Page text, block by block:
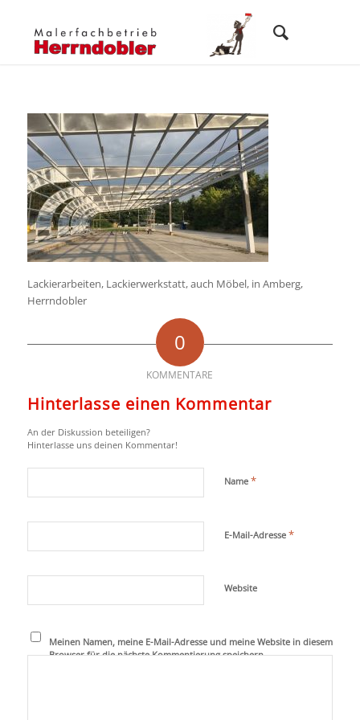
Lackierarbeiten, Lackierwerkstatt, auch Möbel, in Amberg,
Herrndobler
0
KOMMENTARE
Hinterlasse einen Kommentar
An der Diskussion beteiligen?
Hinterlasse uns deinen Kommentar!
Name *
E-Mail-Adresse *
Website
Meinen Namen, meine E-Mail-Adresse und meine Website in diesem
Browser für die nächste Kommentierung speichern.